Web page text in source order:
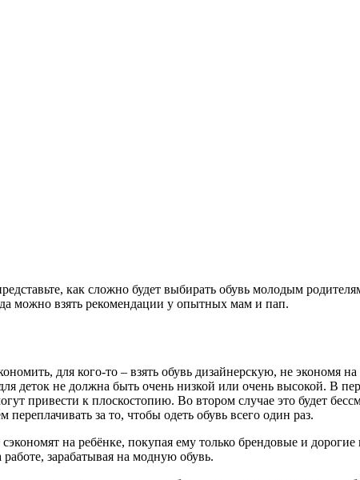
как сложно будет выбирать обувь молодым
можно взять рекомендации у опытных мам и пап.
для кого-то – взять обувь дизайнерскую, не экономя
деток не должна быть очень низкой или очень высокой. В
привести к плоскостопию. Во втором случае это будет
за то, чтобы одеть обувь всего один раз.
на ребёнке, покупая ему только брендовые и
зарабатывая на модную обувь.